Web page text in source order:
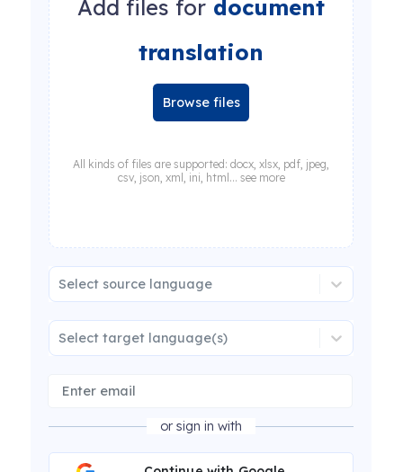
Add files for document
translation
Browse files
All kinds of files are supported: docx, xlsx, pdf, jpeg,
csv, json, xml, ini, html... see more
Select source language
Select target language(s)
or sign in with